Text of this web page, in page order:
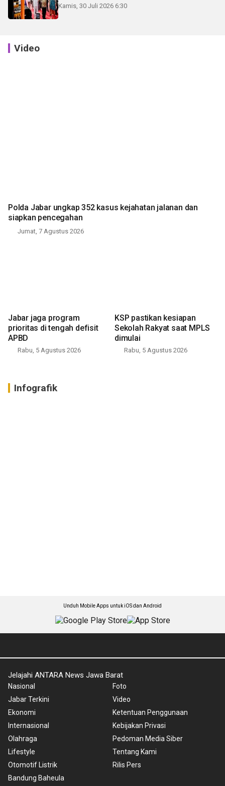
Kamis, 30 Juli 2026 6:30
Video
Polda Jabar ungkap 352 kasus kejahatan jalanan dan
siapkan pencegahan
Jumat, 7 Agustus 2026
Jabar jaga program
prioritas di tengah defisit
APBD
Rabu, 5 Agustus 2026
KSP pastikan kesiapan
Sekolah Rakyat saat MPLS
dimulai
Rabu, 5 Agustus 2026
Infografik
Unduh Mobile Apps untuk iOS dan Android
Jelajahi ANTARA News Jawa Barat
Nasional
Jabar Terkini
Ekonomi
Internasional
Olahraga
Lifestyle
Otomotif Listrik
Bandung Baheula
Foto
Video
Ketentuan Penggunaan
Kebijakan Privasi
Pedoman Media Siber
Tentang Kami
Rilis Pers